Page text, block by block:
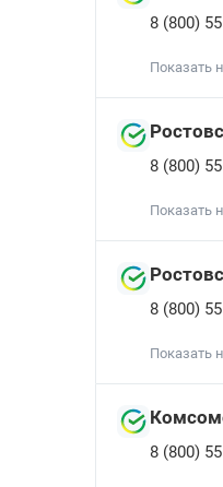
8 (800)
Показать
8 (800)
Показать
8 (800)
Показать
8 (800)